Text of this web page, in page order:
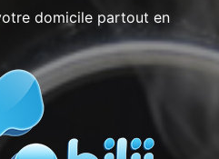
domicile partout en